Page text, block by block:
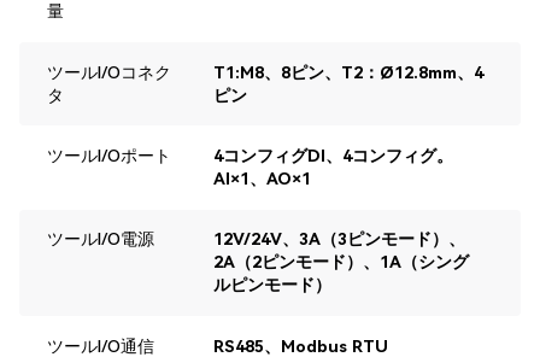
量
ツールI/Oコネク
タ
T1:M8、8ピン、T2：Ø12.8mm、4
ピン
ツールI/Oポート
4コンフィグDI、4コンフィグ。
AI×1、AO×1
ツールI/O電源
12V/24V、3A（3ピンモード）、
2A（2ピンモード）、1A（シング
ルピンモード）
ツールI/O通信 RS485、Modbus RTU